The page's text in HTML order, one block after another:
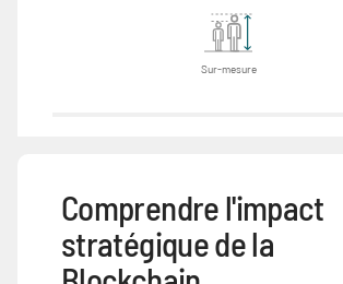
Sur-mesure
Comprendre l'impact
stratégique de la